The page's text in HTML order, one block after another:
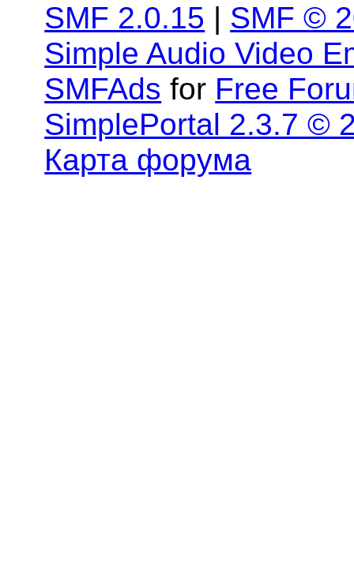
SMF 2.0.15 | SMF ©
Simple Audio Video
SMFAds for Free
SimplePortal 2.3.7 ©
Карта форума